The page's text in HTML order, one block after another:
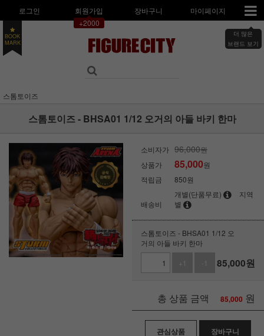
로그인
회원가입
+2000
장바구니 마이페이지
더 많은
브랜드 보기
BOOK
MARK
스톰토이즈
스톰토이즈 - BHSA01 1/12 오거의 아들 바키 한마
소비자가 96,000원
상품가
85,000원
적립금
850원
배송비
개별(단품무료)
지역
별
스톰토이즈 - BHSA01 1/12 오
거의 아들 바키 한마
+1
-1 85,000원
총 상품 금액 85,000 원
관심상품 장바구니